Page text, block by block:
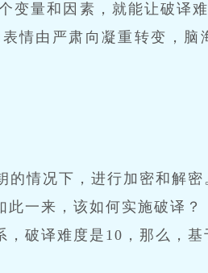
变量和因素，就能让破译
情由严肃向凝重转变，脑
情况下，进行加密和解密
一来，该如何实施破译？
破译难度是10，那么，